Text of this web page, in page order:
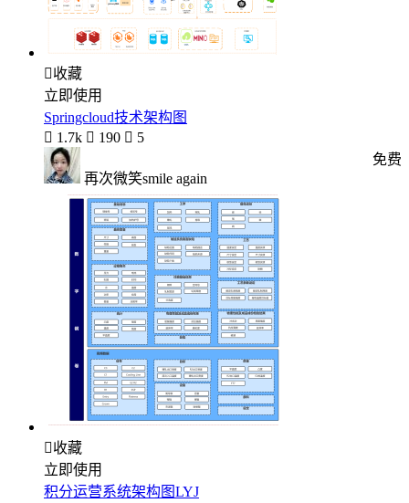
收藏
立即使用
Springcloud技术架构图
 1.7k  190  5
再次微笑smile again
免费
收藏
立即使用
积分运营系统架构图LYJ